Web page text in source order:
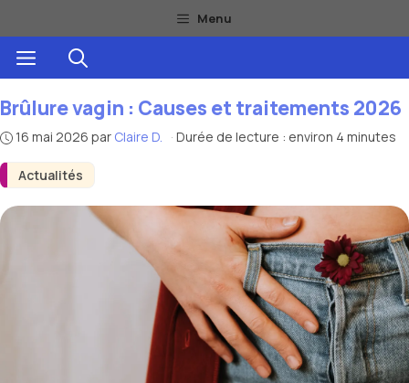
au
contenu
Menu
Menu
Actualités
Brûlure vagin : Causes et traitements 2026
16 mai 2026 par Claire D. · Durée de lecture : environ 4 minutes